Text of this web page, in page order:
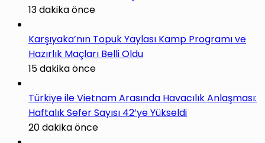
13 dakika önce
Karşıyaka’nın Topuk Yaylası Kamp Programı ve
Hazırlık Maçları Belli Oldu
15 dakika önce
Türkiye ile Vietnam Arasında Havacılık Anlaşması:
Haftalık Sefer Sayısı 42’ye Yükseldi
20 dakika önce